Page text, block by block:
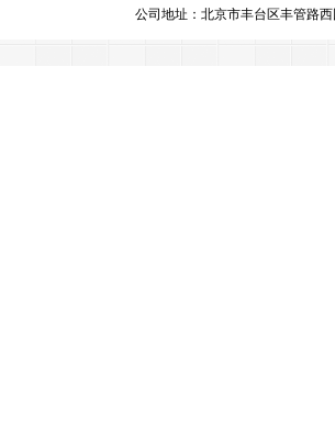
公司地址：北京市丰台区丰管路